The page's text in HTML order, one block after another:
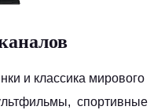
и классика мирового
спортивные